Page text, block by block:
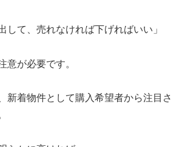
して、売れなければ下げればいい」
意が必要です。
新着物件として購入希望者から注目さ